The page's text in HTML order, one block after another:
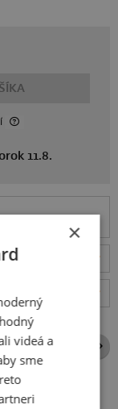
11.8.
11.8.
×
videá a
sme